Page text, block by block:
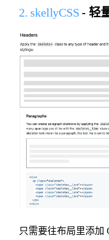
2. skellyCSS - 轻
只需要往布局里添加